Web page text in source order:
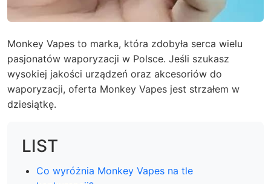
Monkey Vapes to marka, która zdobyła serca wielu
pasjonatów waporyzacji w Polsce. Jeśli szukasz
wysokiej jakości urządzeń oraz akcesoriów do
waporyzacji, oferta Monkey Vapes jest strzałem w
dziesiątkę.
LIST
Co wyróżnia Monkey Vapes na tle